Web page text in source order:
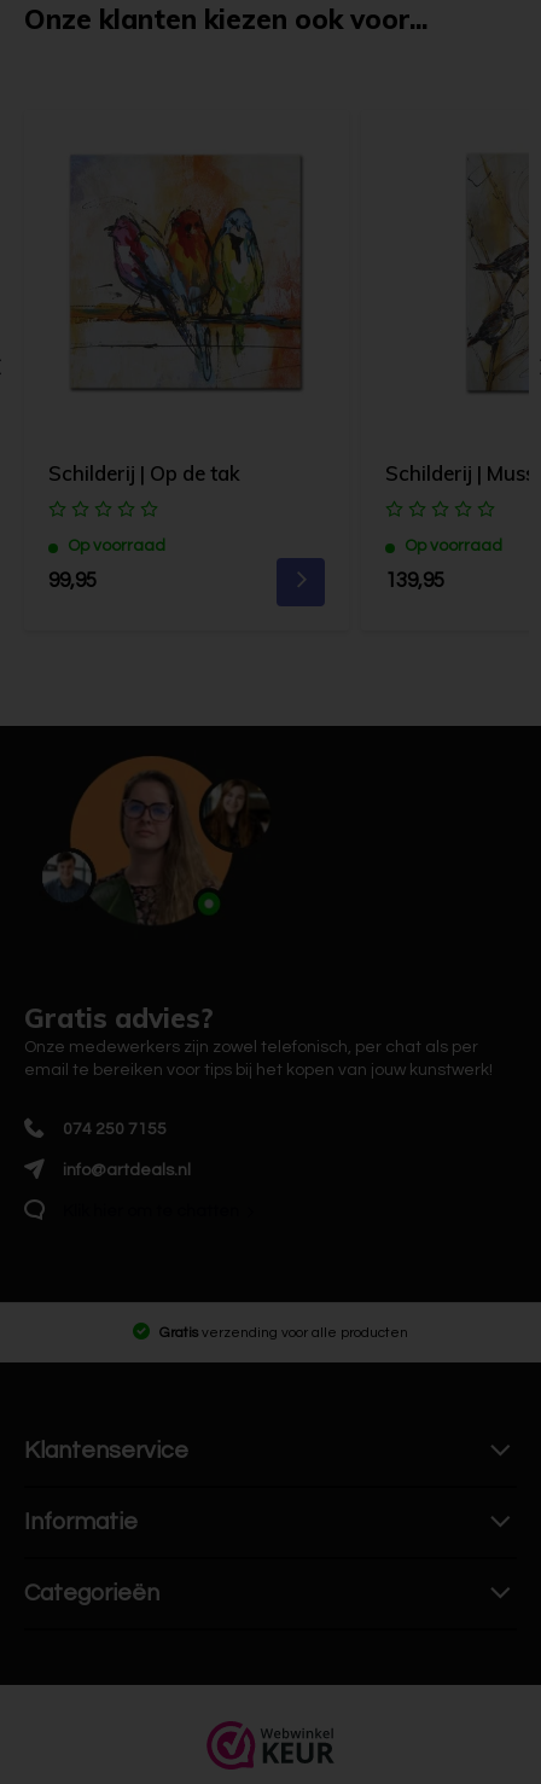
Onze klanten kiezen ook voor...
Schilderij | Op de tak
Op voorraad
99,95
Schilderij |
Op voorraad
139,95
Gratis advies?
Onze medewerkers zijn zowel telefonisch, per chat als per
email te bereiken voor tips bij het kopen van jouw kunstwerk!
074 250 7155
info@artdeals.nl
Gratis verzending voor alle producten
Klantenservice
Informatie
Categorieën